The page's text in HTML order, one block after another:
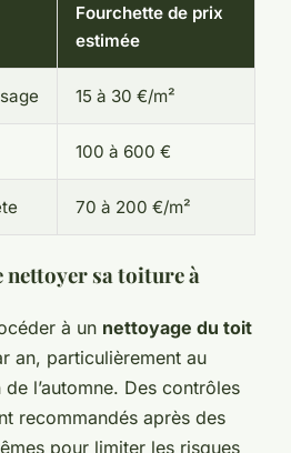
Fourchette de prix
estimée
15 à 30 €/m²
100 à 600 €
70 à 200 €/m²
nettoyer sa toiture à
à un nettoyage du toit
an, particulièrement au
l’automne. Des contrôles
recommandés après des
pour limiter les risques